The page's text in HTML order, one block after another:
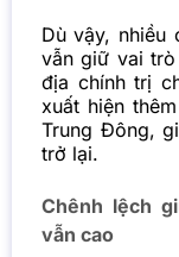
Dù vậy, nhiều
vẫn giữ vai
địa chính trị
xuất hiện
Trung Đông,
trở lại.
Chênh lệch
vẫn cao